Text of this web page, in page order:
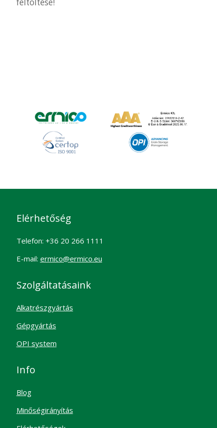
Elérhetőség
Telefon: +36 20 266 1111
E-mail: ermico@ermico.eu
Szolgáltatásaink
Alkatrészgyártás
Gépgyártás
OPI system
Info
Blog
Minőségirányítás